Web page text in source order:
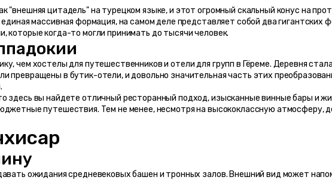
"внешняя цитадель" на турецком языке, и этот огромный скальный конус на
массивная формация, на самом деле представляет собой два
которые когда-то могли принимать до тысячи человек.
чем хостелы для путешественников и отели для групп в Гёреме. Деревня
превращены в бутик-отели, и довольно значительная часть этих
здесь вы найдете отличный ресторанный подход, изысканные винные бары и
путешествия. Тем не менее, несмотря на высококлассную атмосферу,
ожидания средневековых башен и тронных залов. Внешний вид может